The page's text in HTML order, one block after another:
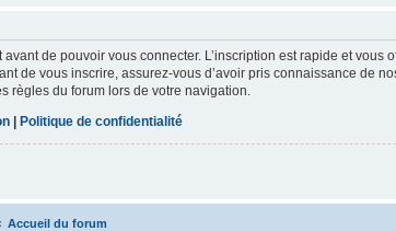
avant de pouvoir vous connecter. L’inscription est rapide et
de vous inscrire, assurez-vous d’avoir pris connaissance de
règles du forum lors de votre navigation.
| Politique de confidentialité
Accueil du forum